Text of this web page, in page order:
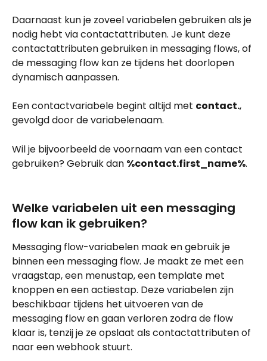
Daarnaast kun je zoveel variabelen gebruiken als je
nodig hebt via contactattributen. Je kunt deze
contactattributen gebruiken in messaging flows, of
de messaging flow kan ze tijdens het doorlopen
dynamisch aanpassen.
Een contactvariabele begint altijd met contact.,
gevolgd door de variabelenaam.
Wil je bijvoorbeeld de voornaam van een contact
gebruiken? Gebruik dan %contact.first_name%.
Welke variabelen uit een messaging
flow kan ik gebruiken?
Messaging flow-variabelen maak en gebruik je
binnen een messaging flow. Je maakt ze met een
vraagstap, een menustap, een template met
knoppen en een actiestap. Deze variabelen zijn
beschikbaar tijdens het uitvoeren van de
messaging flow en gaan verloren zodra de flow
klaar is, tenzij je ze opslaat als contactattributen of
naar een webhook stuurt.